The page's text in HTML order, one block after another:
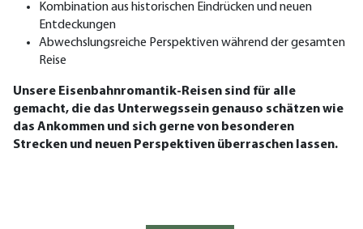
Kombination aus historischen Eindrücken und neuen
Entdeckungen
Abwechslungsreiche Perspektiven während der gesamten
Reise
Unsere Eisenbahnromantik-Reisen sind für alle
gemacht, die das Unterwegssein genauso schätzen wie
das Ankommen und sich gerne von besonderen
Strecken und neuen Perspektiven überraschen lassen.